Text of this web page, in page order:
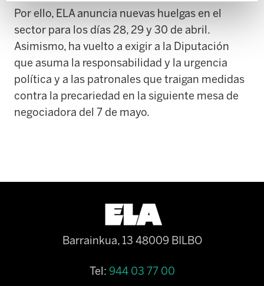
Por ello, ELA anuncia nuevas huelgas en el
sector para los días 28, 29 y 30 de abril.
Asimismo, ha vuelto a exigir a la Diputación
que asuma la responsabilidad y la urgencia
política y a las patronales que traigan medidas
contra la precariedad en la siguiente mesa de
negociadora del 7 de mayo.
Barrainkua, 13 48009 BILBO
Tel: 944 03 77 00